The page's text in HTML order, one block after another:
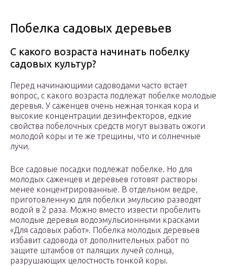
Побелка садовых деревьев
С какого возраста начинать побелку
садовых культур?
Перед начинающими садоводами часто встает
вопрос, с какого возраста подлежат побелке молодые
деревья. У саженцев очень нежная тонкая кора и
высокие концентрации дезинфекторов, едкие
свойства побелочных средств могут вызвать ожоги
молодой коры и те же трещины, что и солнечные
лучи.
Все садовые посадки подлежат побелке. Но для
молодых саженцев и деревьев готовят растворы
менее концентрированные. В отдельном ведре,
приготовленную для побелки эмульсию разводят
водой в 2 раза. Можно вместо извести пробелить
молодые деревья водоэмульсионными красками
«Для садовых работ». Побелка молодых деревьев
избавит садовода от дополнительных работ по
защите штамбов от палящих лучей солнца,
разрушающих целостность тонкой коры.